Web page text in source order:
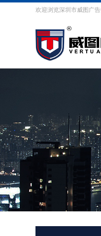
欢迎浏览深圳市威图广